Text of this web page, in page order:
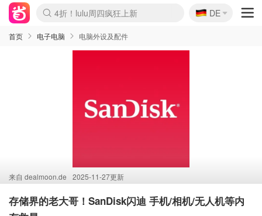
Boticinal 夏促开抢！
4折！lulu周四疯狂上新
还没结束！&OtherStories大促
Joybuy变相75折 随时失效
速领！Stanley独家85折
疑似霸哥！Camper额外叠85折
Zalando 奥莱闪促！每日更新
Moncler反季囤！5折起+叠9折
Coach Brooklyn仅€192
🇩🇪
DE
首页 电子电脑 电脑外设及配件
来自 dealmoon.de 2025-11-27更新
存储界的老大哥！SanDisk闪迪 手机/相机/无人机等内